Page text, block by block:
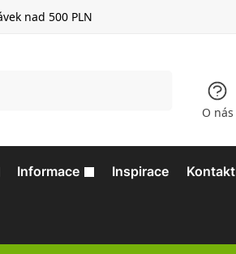
nad 500 PLN
O nás
Informace Inspirace Kontakt